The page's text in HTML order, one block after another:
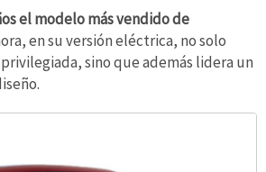
el modelo más vendido de
en su versión eléctrica, no solo
sino que además lidera un